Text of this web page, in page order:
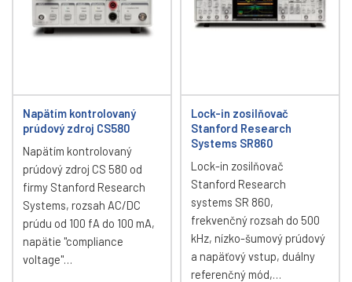
Napätím kontrolovaný
prúdový zdroj CS580
Napätím kontrolovaný
prúdový zdroj CS 580 od
firmy Stanford Research
Systems, rozsah AC/DC
prúdu od 100 fA do 100 mA,
napätie "compliance
voltage"…
Lock-in zosilňovač
Stanford Research
Systems SR860
Lock-in zosilňovač
Stanford Research
systems SR 860,
frekvenčný rozsah do 500
kHz, nízko-šumový prúdový
a napäťový vstup, duálny
referenčný mód,…